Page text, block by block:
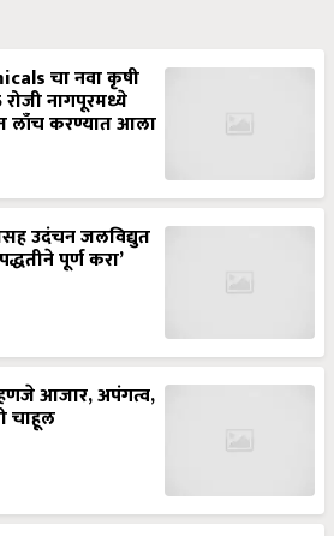
चा नवा कृषी
नागपूरमध्ये
लाँच करण्यात आला
उदंचन जलविद्युत
पूर्ण करा’
आजार, अपंगत्व,
चाहूल